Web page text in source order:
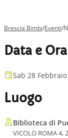
Brescia Bimbi/Eventi/
Data e Ora
Sab 28
Luogo
Biblioteca di
VICOLO ROMA 4,